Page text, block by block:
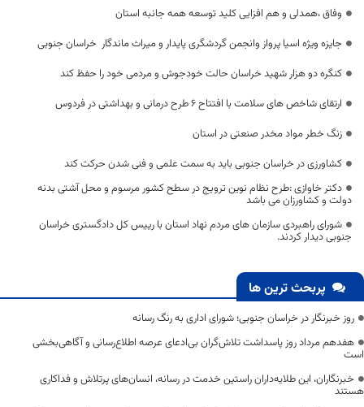
وفاق ،همدلی و هم افزایی کلید توسعه همه جانبه استان
جایزه ویژه اسیا پرواز وانجمن گردشگری پایدار و میراث ماندگار خراسان جنوبی
کنگره دو هزار شهید خراسان حالت خودجوش و مردمی خود را حفظ کند
ارتقای شاخص های سلامت با افتتاح ۶ طرح درمانی و بهداشتی در فردوس
زنگ خطر مواد مخدر صنعتی در استان
کشاورزی در خراسان جنوبی باید به سمت علمی و فنی شدن حرکت کند
دکتر خاوازی :طرح نظام نوین ترویج در سطح کشور مرسوم و محل آشتی بدنه
دولت و کشاورزان می باشد
شورای راهبردی سازمان های مردم نهاد استان با رییس کل دادگستری خراسان
جنوبی دیدار کردند.
پربحث ترین ها
روز خبرنگار در خراسان جنوبی؛ شورای اداری به رنگ رسانه
هفدهم مرداد روز پاسداشت تلاش‌گران بی‌ادعای عرصه اطلاع‌رسانی و آگاهی‌بخشی
است
خبرنگاران، این طلایه‌داران راستین خدمت در رسانه، انسان‌های پرتلاش و فداکاری
هستند